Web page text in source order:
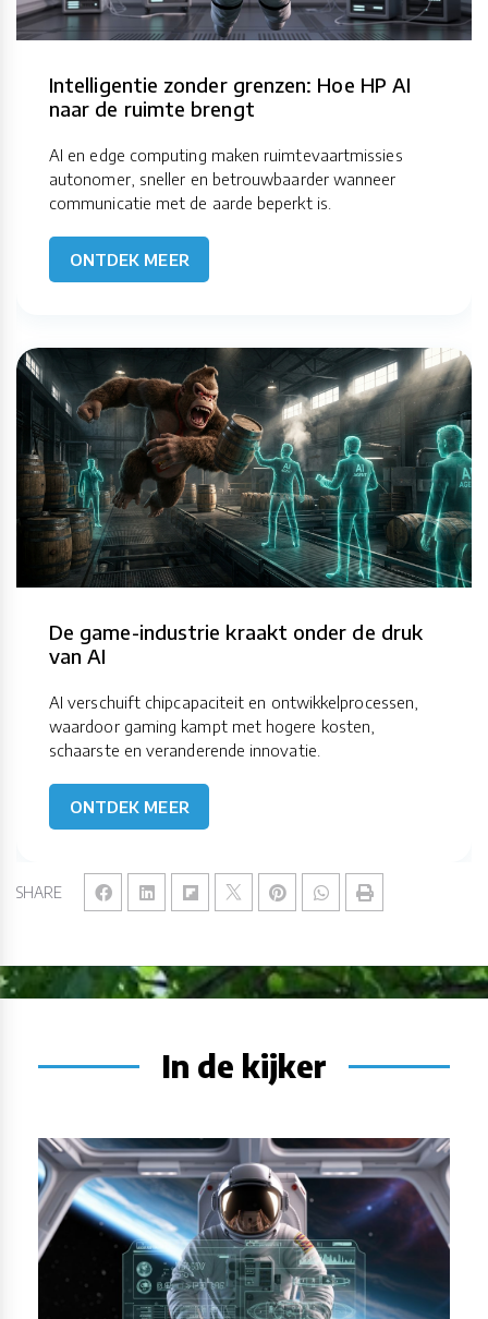
SHARE
Intelligentie zonder grenzen: Hoe HP AI
naar de ruimte brengt
AI en edge computing maken ruimtevaartmissies
autonomer, sneller en betrouwbaarder wanneer
communicatie met de aarde beperkt is.
ONTDEK MEER
De game-industrie kraakt onder de druk
van AI
AI verschuift chipcapaciteit en ontwikkelprocessen,
waardoor gaming kampt met hogere kosten,
schaarste en veranderende innovatie.
ONTDEK MEER
In de kijker